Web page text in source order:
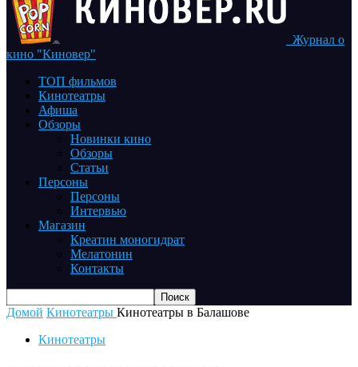
Журнал о
кино "Киновер"
ТОП фильмов
Кинотеатры
Афиша
Обзоры
Новинки кино
Обзоры
Статьи
Персоны
Персоны
Интервью
Магазин
Креатин моногидрат
Мелатонин
Контакты
Домой Кинотеатры Кинотеатры в Балашове
Кинотеатры